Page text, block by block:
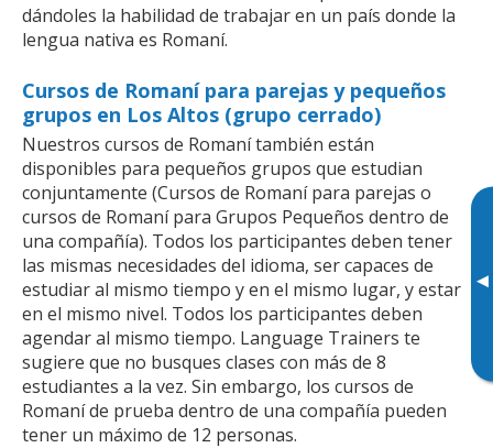
▸
dándoles la habilidad de trabajar en un país donde la
lengua nativa es Romaní.
Cursos de Romaní para parejas y pequeños
grupos en Los Altos (grupo cerrado)
Nuestros cursos de Romaní también están
disponibles para pequeños grupos que estudian
conjuntamente (Cursos de Romaní para parejas o
cursos de Romaní para Grupos Pequeños dentro de
una compañía). Todos los participantes deben tener
las mismas necesidades del idioma, ser capaces de
estudiar al mismo tiempo y en el mismo lugar, y estar
en el mismo nivel. Todos los participantes deben
agendar al mismo tiempo. Language Trainers te
sugiere que no busques clases con más de 8
estudiantes a la vez. Sin embargo, los cursos de
Romaní de prueba dentro de una compañía pueden
tener un máximo de 12 personas.